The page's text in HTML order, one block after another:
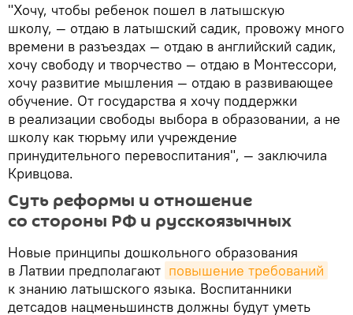
"Хочу, чтобы ребенок пошел в латышскую
школу, — отдаю в латышский садик, провожу много
времени в разъездах — отдаю в английский садик,
хочу свободу и творчество — отдаю в Монтессори,
хочу развитие мышления — отдаю в развивающее
обучение. От государства я хочу поддержки
в реализации свободы выбора в образовании, а не
школу как тюрьму или учреждение
принудительного перевоспитания", — заключила
Кривцова.
Суть реформы и отношение
со стороны РФ и русскоязычных
Новые принципы дошкольного образования
в Латвии предполагают повышение требований
к знанию латышского языка. Воспитанники
детсадов нацменьшинств должны будут уметь